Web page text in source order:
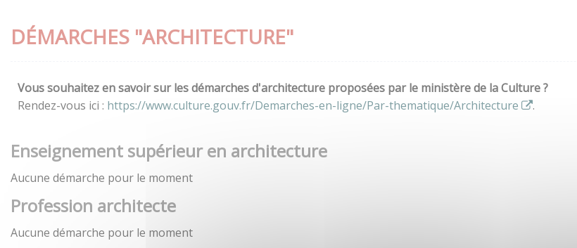
DÉMARCHES "ARCHITECTURE"
Vous souhaitez en savoir sur les démarches d'architecture proposées par le ministère de la Culture ?
Rendez-vous ici : https://www.culture.gouv.fr/Demarches-en-ligne/Par-thematique/Architecture .
Enseignement supérieur en architecture
Aucune démarche pour le moment
Profession architecte
Aucune démarche pour le moment